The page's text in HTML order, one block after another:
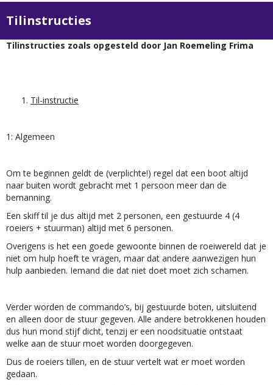
Tilinstructies
Tilinstructies zoals opgesteld door Jan Roemeling Frima
Til-instructie
1: Algemeen
Om te beginnen geldt de (verplichte!) regel dat een boot altijd
naar buiten wordt gebracht met 1 persoon meer dan de
bemanning.
Een skiff til je dus altijd met 2 personen, een gestuurde 4 (4
roeiers + stuurman) altijd met 6 personen.
Overigens is het een goede gewoonte binnen de roeiwereld dat je
niet om hulp hoeft te vragen, maar dat andere aanwezigen hun
hulp aanbieden. Iemand die dat niet doet moet zich schamen.
Verder worden de commando’s, bij gestuurde boten, uitsluitend
en alleen door de stuur gegeven. Alle andere betrokkenen houden
dus hun mond stijf dicht, tenzij er een noodsituatie ontstaat
welke aan de stuur moet worden doorgegeven.
Dus de roeiers tillen, en de stuur vertelt wat er moet worden
gedaan.